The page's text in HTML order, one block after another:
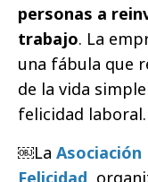
personas a
trabajo. La
una fábula que
de la vida
felicidad laboral.
￼La
Felicidad,